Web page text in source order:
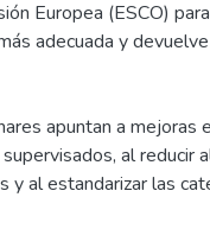
Europea (ESCO)
adecuada y
apuntan a mejoras
al reducir
y al estandarizar las